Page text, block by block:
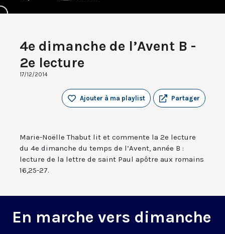
4e dimanche de l’Avent B -
2e lecture
17/12/2014
Partager
Ajouter à ma playlist
Marie-Noëlle Thabut lit et commente la 2e lecture
du 4e dimanche du temps de l’Avent, année B :
lecture de la lettre de saint Paul apôtre aux romains
16,25-27.
En marche vers dimanche